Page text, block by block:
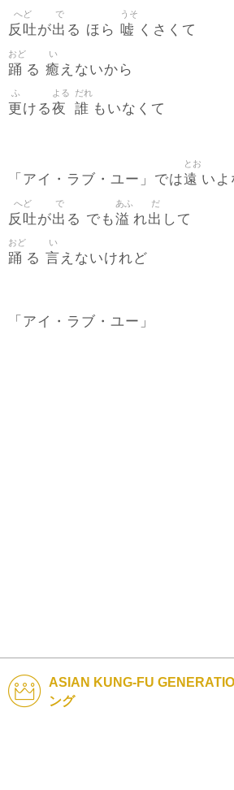
反吐
へど
が出
で
る ほら 嘘
うそ
くさくて
踊
おど
る 癒
い
えないから
更
ふ
ける夜
よる
誰
だれ
もいなくて
「アイ・ラブ・ユー」では遠
とお
いよ
反吐
へど
が出
で
る でも溢
あふ
れ出
だ
して
踊
おど
る 言
い
えないけれど
「アイ・ラブ・ユー」
ASIAN KUNG-FU
ング